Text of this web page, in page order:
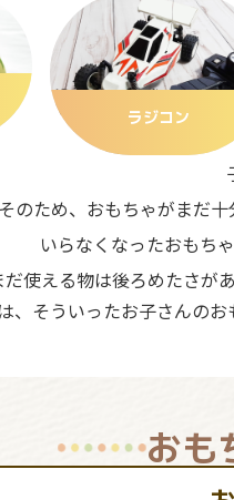
ラジコン
そのため、おもちゃがまだ
いらなくなったおもち
だ使える物は後ろめたさが
、そういったお子さんの
おも